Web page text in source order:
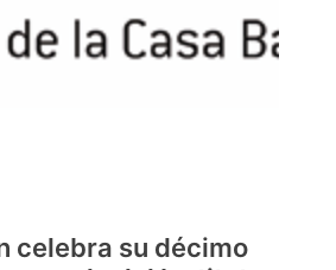
celebra su décimo